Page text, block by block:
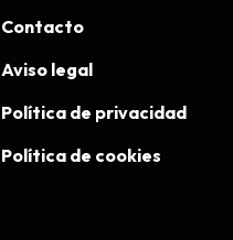
Contacto
Aviso legal
Política de privacidad
Política de cookies